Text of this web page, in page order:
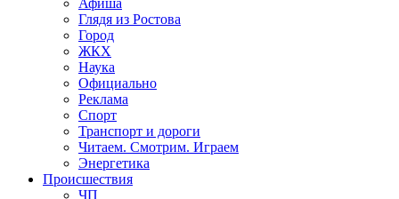
Афиша
Глядя из Ростова
Город
ЖКХ
Наука
Официально
Реклама
Спорт
Транспорт и дороги
Читаем. Смотрим. Играем
Энергетика
Происшествия
ЧП